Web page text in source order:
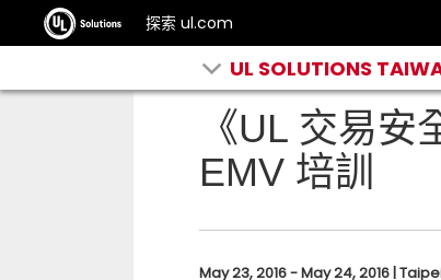
探索 ul.com
UL SOLUTIONS
《UL 交易
EMV 培訓
May 23, 2016 - May 24, 2016 |